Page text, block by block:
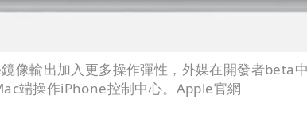
像輸出加入更多操作彈性，外媒在開發者beta
端操作iPhone控制中心。Apple官網